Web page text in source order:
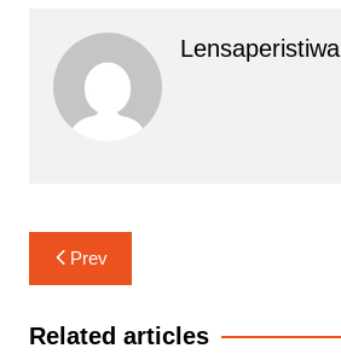
Lensaperistiwa
Navigasi
pos
Prev
Related articles